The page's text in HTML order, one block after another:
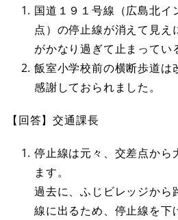
国道１９１号線（広島北イ
点）の停止線が消えて見
がかなり過ぎて止まってい
飯室小学校前の横断歩道は
感謝しておられました。
【回答】交通課長
停止線は元々、交差点から
ます。
過去に、ふじビレッジから
線に出るため、停止線を下